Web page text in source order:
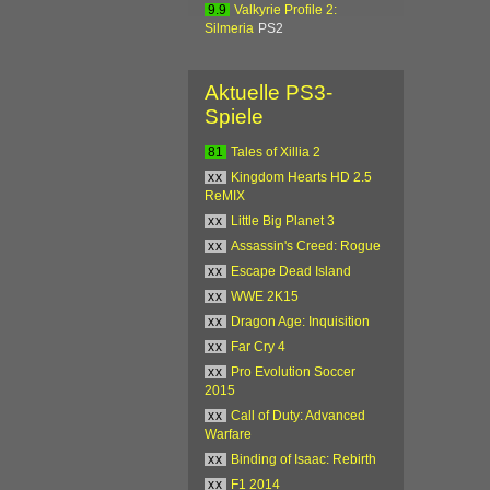
9.9
Valkyrie Profile 2:
Silmeria PS2
Aktuelle PS3-
Spiele
81
Tales of Xillia 2
xx
Kingdom Hearts HD 2.5
ReMIX
xx
Little Big Planet 3
xx
Assassin's Creed: Rogue
xx
Escape Dead Island
xx
WWE 2K15
xx
Dragon Age: Inquisition
xx
Far Cry 4
xx
Pro Evolution Soccer
2015
xx
Call of Duty: Advanced
Warfare
xx
Binding of Isaac: Rebirth
xx
F1 2014